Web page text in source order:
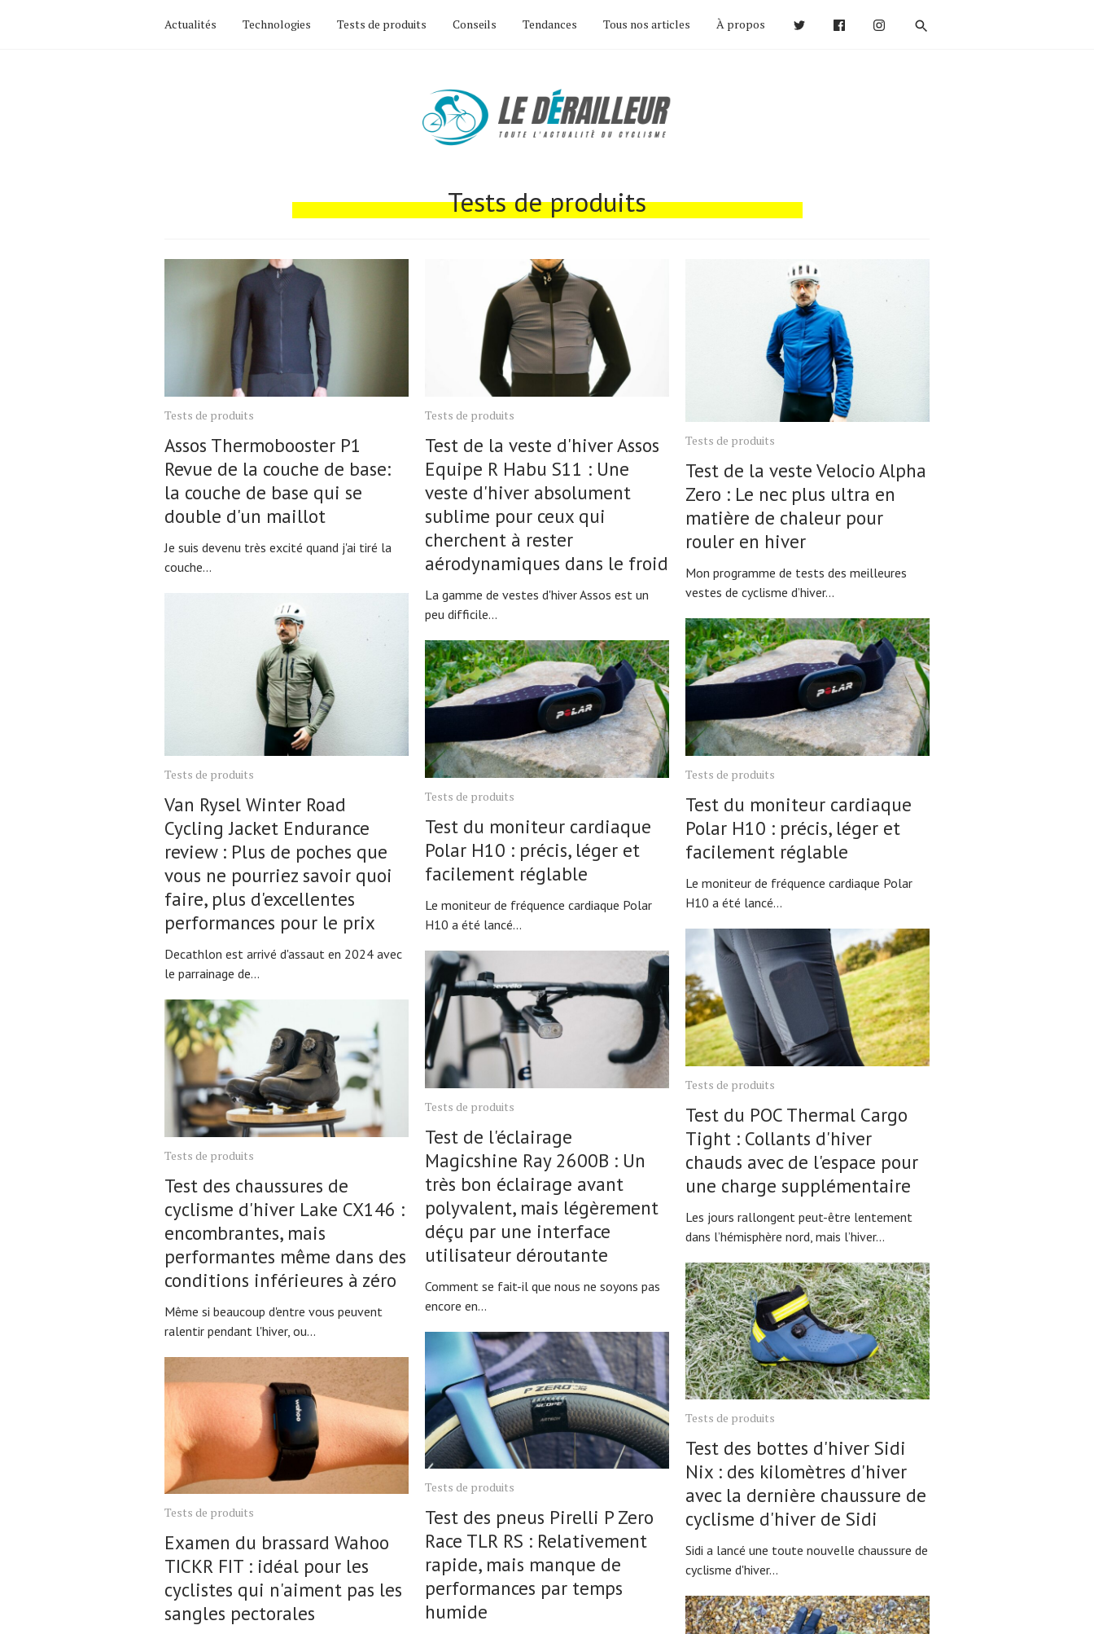
Actualités Technologies Tests de produits Conseils Tendances Tous nos articles À propos
Tests de produits
Tests de produits
Assos Thermobooster P1
Revue de la couche de base:
la couche de base qui se
double d'un maillot
Je suis devenu très excité quand j'ai tiré la
couche...
Tests de produits
Van Rysel Winter Road
Cycling Jacket Endurance
review : Plus de poches que
vous ne pourriez savoir quoi
faire, plus d'excellentes
performances pour le prix
Decathlon est arrivé d'assaut en 2024 avec
le parrainage de...
Tests de produits
Test des chaussures de
cyclisme d'hiver Lake CX146 :
encombrantes, mais
performantes même dans des
conditions inférieures à zéro
Même si beaucoup d'entre vous peuvent
ralentir pendant l'hiver, ou...
Tests de produits
Examen du brassard Wahoo
TICKR FIT : idéal pour les
cyclistes qui n'aiment pas les
sangles pectorales
Tests de produits
Test de la veste d'hiver Assos
Equipe R Habu S11 : Une
veste d'hiver absolument
sublime pour ceux qui
cherchent à rester
aérodynamiques dans le froid
La gamme de vestes d'hiver Assos est un
peu difficile...
Tests de produits
Test du moniteur cardiaque
Polar H10 : précis, léger et
facilement réglable
Le moniteur de fréquence cardiaque Polar
H10 a été lancé...
Tests de produits
Test de l'éclairage
Magicshine Ray 2600B : Un
très bon éclairage avant
polyvalent, mais légèrement
déçu par une interface
utilisateur déroutante
Comment se fait-il que nous ne soyons pas
encore en...
Tests de produits
Test des pneus Pirelli P Zero
Race TLR RS : Relativement
rapide, mais manque de
performances par temps
humide
Tests de produits
Test de la veste Velocio Alpha
Zero : Le nec plus ultra en
matière de chaleur pour
rouler en hiver
Mon programme de tests des meilleures
vestes de cyclisme d’hiver...
Tests de produits
Test du moniteur cardiaque
Polar H10 : précis, léger et
facilement réglable
Le moniteur de fréquence cardiaque Polar
H10 a été lancé...
Tests de produits
Test du POC Thermal Cargo
Tight : Collants d'hiver
chauds avec de l'espace pour
une charge supplémentaire
Les jours rallongent peut-être lentement
dans l’hémisphère nord, mais l’hiver...
Tests de produits
Test des bottes d'hiver Sidi
Nix : des kilomètres d'hiver
avec la dernière chaussure de
cyclisme d'hiver de Sidi
Sidi a lancé une toute nouvelle chaussure de
cyclisme d'hiver...